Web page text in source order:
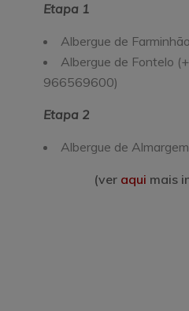
Etapa 1
Albergue de
Albergue de Fontelo
966569600)
Etapa 2
Albergue de
(ver aqui mais